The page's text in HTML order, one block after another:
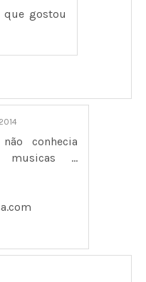
que gostou
conhecia
musicas ...